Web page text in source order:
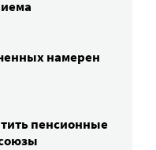
намерен
пенсионные